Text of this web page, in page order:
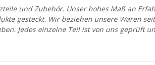
und Zubehör. Unser hohes Maß an
gesteckt. Wir beziehen unsere Waren
Jedes einzelne Teil ist von uns geprüft